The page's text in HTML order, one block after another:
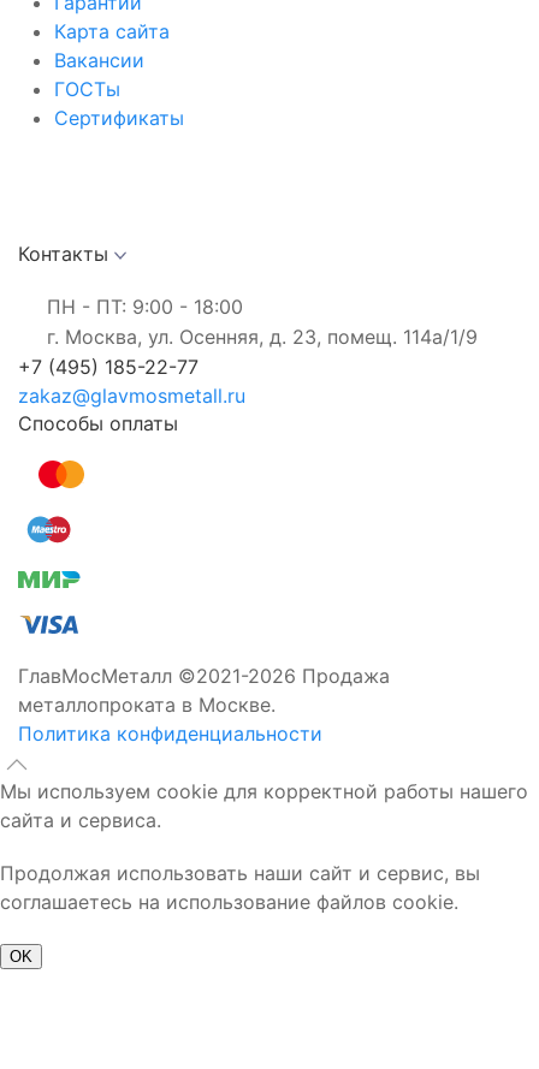
Карта сайта
Вакансии
ГОСТы
Сертификаты
Контакты
ПН - ПТ: 9:00 - 18:00
г. Москва, ул. Осенняя, д. 23, помещ. 114а/1/9
+7 (495) 185-22-77
zakaz@glavmosmetall.ru
Способы оплаты
ГлавМосМеталл ©2021-2026 Продажа
металлопроката в Москве.
Политика конфиденциальности
Мы используем cookie для корректной работы нашего
сайта и сервиса.
Продолжая использовать наши сайт и сервис, вы
соглашаетесь на использование файлов cookie.
OK